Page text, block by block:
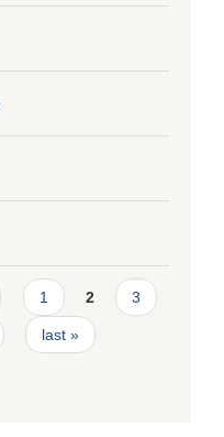
1 2 3
last »